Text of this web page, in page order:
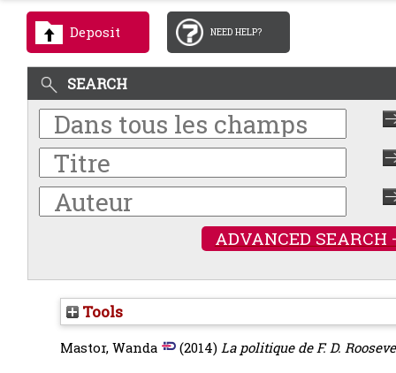
Deposit NEED HELP?
SEARCH
ADVANCED SEARCH
Tools
Mastor, Wanda (2014)La politique de F. D.